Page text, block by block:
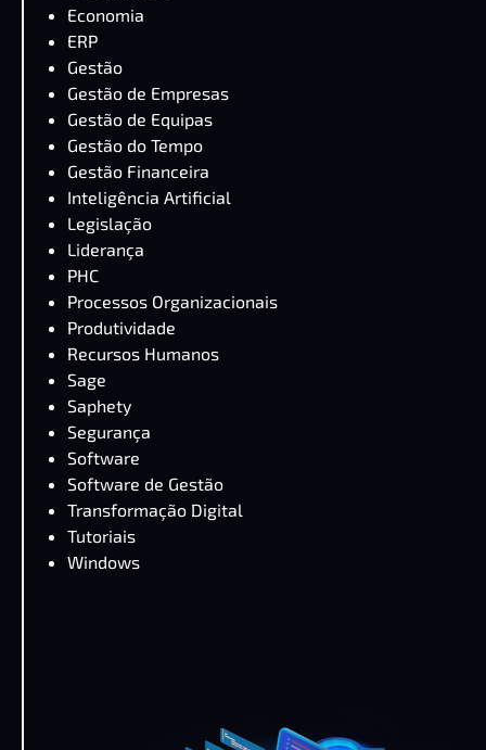
Economia
ERP
Gestão
Gestão de Empresas
Gestão de Equipas
Gestão do Tempo
Gestão Financeira
Inteligência Artificial
Legislação
Liderança
PHC
Processos Organizacionais
Produtividade
Recursos Humanos
Sage
Saphety
Segurança
Software
Software de Gestão
Transformação Digital
Tutoriais
Windows